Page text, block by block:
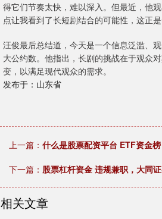
得它们节奏太快，难以深入。但最近，他
点让我看到了长短剧结合的可能性，这正
汪俊最后总结道，今天是一个信息泛滥、
大公约数。他指出，长剧的挑战在于观众
变，以满足现代观众的需求。
发布于：山东省
上一篇： 什么是股票配资平台 ETF资金
下一篇： 股票杠杆资金 违规兼职，大同
相关文章